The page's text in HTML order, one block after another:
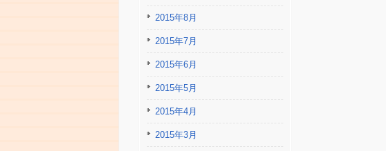
2015年8月
2015年7月
2015年6月
2015年5月
2015年4月
2015年3月